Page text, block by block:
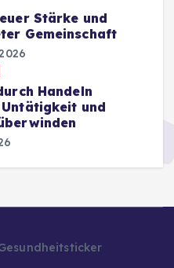
Stärke und
Gemeinschaft
Handeln
und